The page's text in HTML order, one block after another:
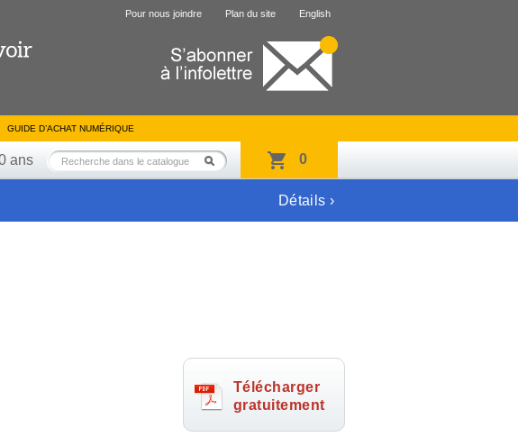
Pour nous joindre Plan du site English
GUIDE D’ACHAT NUMÉRIQUE
ans 0
Détails ›
Télécharger
gratuitement